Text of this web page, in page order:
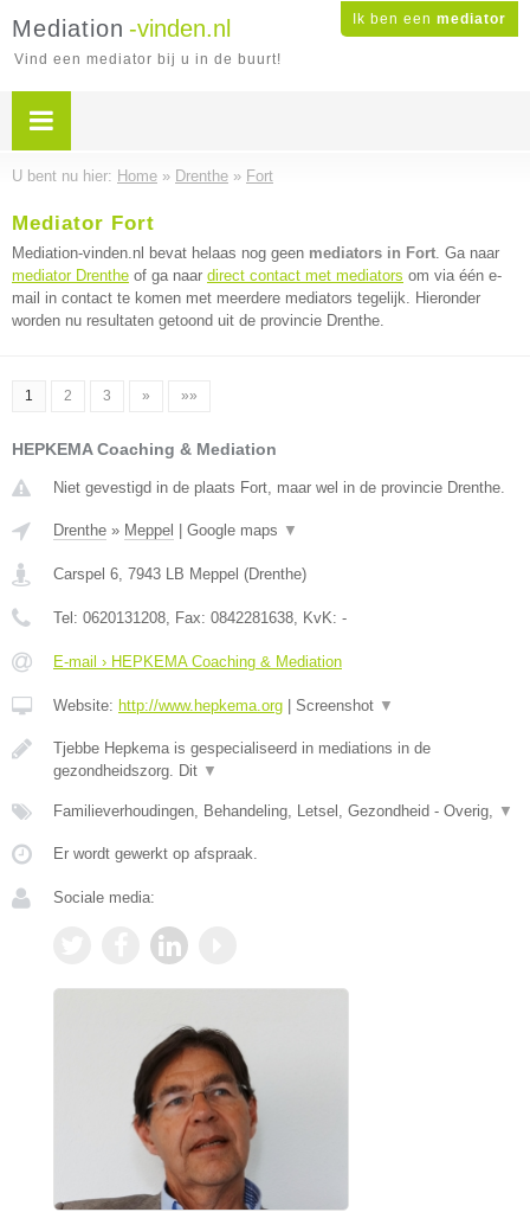
Ik ben een mediator
Mediation -vinden.nl
Vind een mediator bij u in de buurt!
U bent nu hier: Home » Drenthe » Fort
Mediator Fort
Mediation-vinden.nl bevat helaas nog geen mediators in Fort. Ga naar
mediator Drenthe of ga naar direct contact met mediators om via één e-
mail in contact te komen met meerdere mediators tegelijk. Hieronder
worden nu resultaten getoond uit de provincie Drenthe.
1 2 3 » »»
HEPKEMA Coaching & Mediation
Niet gevestigd in de plaats Fort, maar wel in de provincie Drenthe.
Drenthe » Meppel Google maps ▼
Carspel 6, 7943 LB Meppel (Drenthe)
Tel: 0620131208, Fax: 0842281638, KvK: -
E-mail › HEPKEMA Coaching & Mediation
Website: http://www.hepkema.org Screenshot ▼
Tjebbe Hepkema is gespecialiseerd in mediations in de
gezondheidszorg. Dit ▼
Familieverhoudingen, Behandeling, Letsel, Gezondheid - Overig, ▼
Er wordt gewerkt op afspraak.
Sociale media: